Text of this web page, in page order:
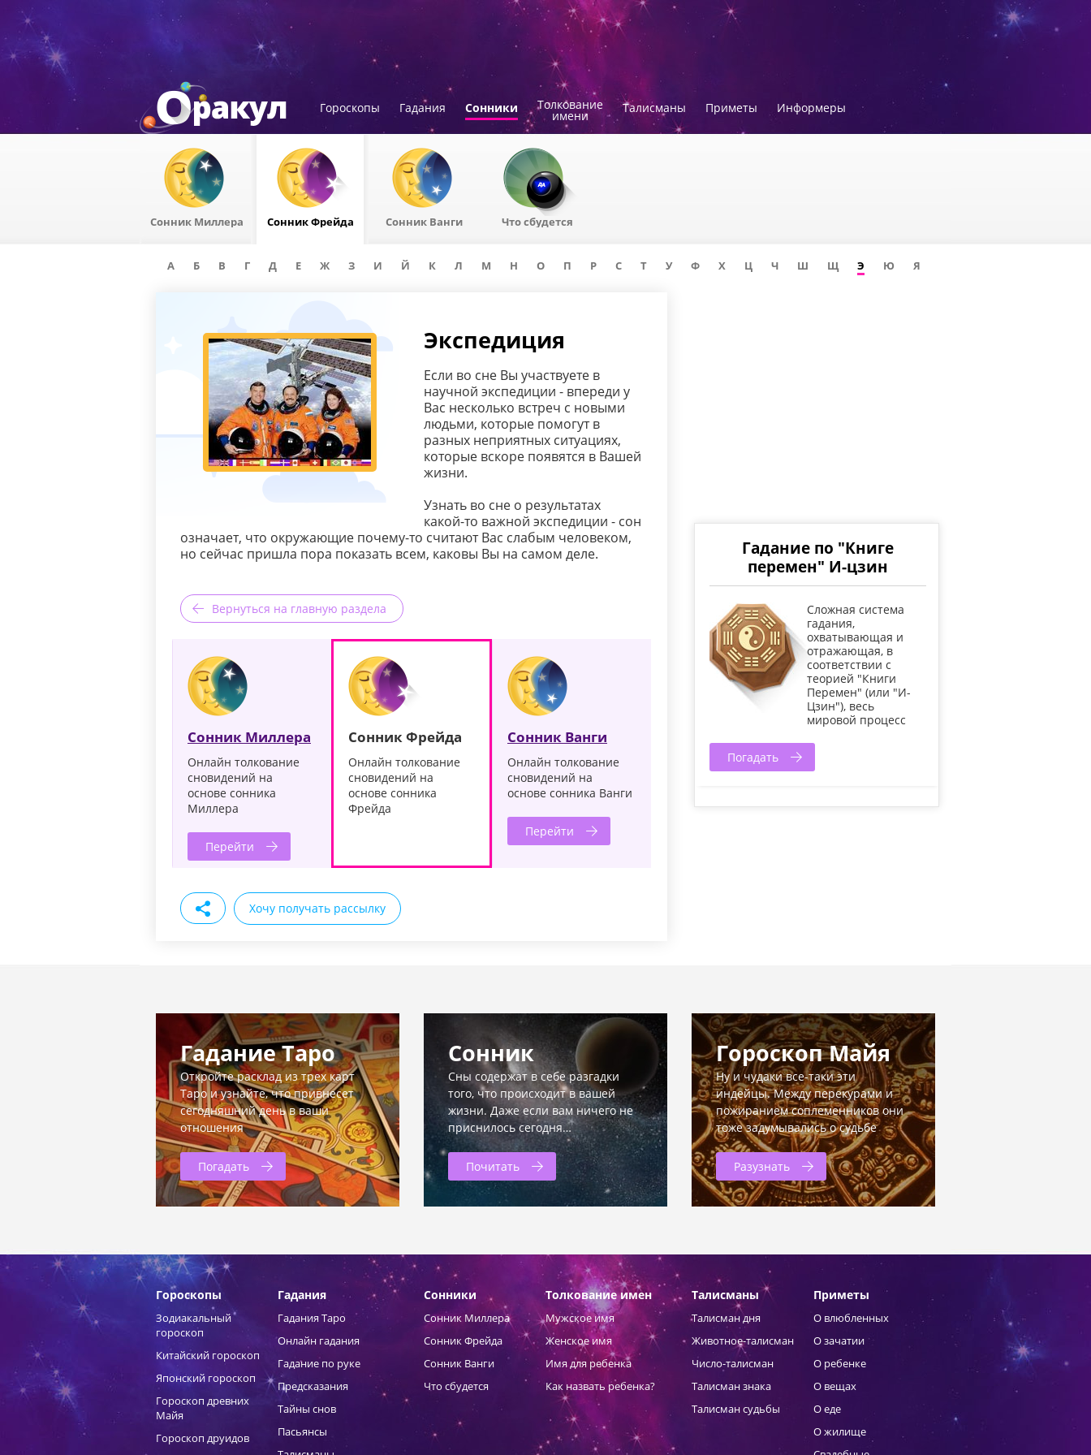
Гороскопы Гадания Сонники Толкование
имени
Талисманы Приметы Информеры
Сонник Миллера Сонник Фрейда Сонник Ванги Что сбудется
А Б В Г Д Е Ж З И Й К Л М Н О П Р С Т У Ф Х Ц Ч Ш Щ Э Ю Я
Экспедиция
Если во сне Вы участвуете в
научной экспедиции - впереди у
Вас несколько встреч с новыми
людьми, которые помогут в
разных неприятных ситуациях,
которые вскоре появятся в Вашей
жизни.
Узнать во сне о результатах
какой-то важной экспедиции - сон
означает, что окружающие почему-то считают Вас слабым человеком,
но сейчас пришла пора показать всем, каковы Вы на самом деле.
Вернуться на главную раздела
Сонник Миллера
Онлайн толкование
сновидений на
основе сонника
Миллера
Перейти
Сонник Фрейда
Онлайн толкование
сновидений на
основе сонника
Фрейда
Сонник Ванги
Онлайн толкование
сновидений на
основе сонника Ванги
Перейти
Хочу получать рассылку
Гадание по "Книге
перемен" И-цзин
Cложная система
гадания,
охватывающая и
отражающая, в
соответствии с
теорией "Книги
Перемен" (или "И-
Цзин"), весь
мировой процесс
Погадать
Гадание Таро
Откройте расклад из трех карт
Таро и узнайте, что привнесет
сегодняшний день в ваши
отношения
Погадать
Сонник
Сны содержат в себе разгадки
того, что происходит в вашей
жизни. Даже если вам ничего не
приснилось сегодня…
Почитать
Гороскоп Майя
Ну и чудаки все-таки эти
индейцы. Между перекурами и
пожиранием соплеменников они
тоже задумывались о судьбе
Разузнать
Гороскопы
Зодиакальный
гороскоп
Китайский гороскоп
Японский гороскоп
Гороскоп древних
Майя
Гороскоп друидов
Гадания
Гадания Таро
Онлайн гадания
Гадание по руке
Предсказания
Тайны снов
Пасьянсы
Сонники
Сонник Миллера
Сонник Фрейда
Сонник Ванги
Что сбудется
Толкование имен
Мужское имя
Женское имя
Имя для ребенка
Как назвать ребенка?
Талисманы
Талисман дня
Животное-талисман
Число-талисман
Талисман знака
Талисман судьбы
Приметы
О влюбленных
О зачатии
О ребенке
О вещах
О еде
О жилище